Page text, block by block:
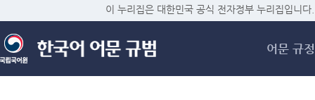
메
이 누리집은 대한민국 공식 전자정부 누리집입니다.
어문 규정